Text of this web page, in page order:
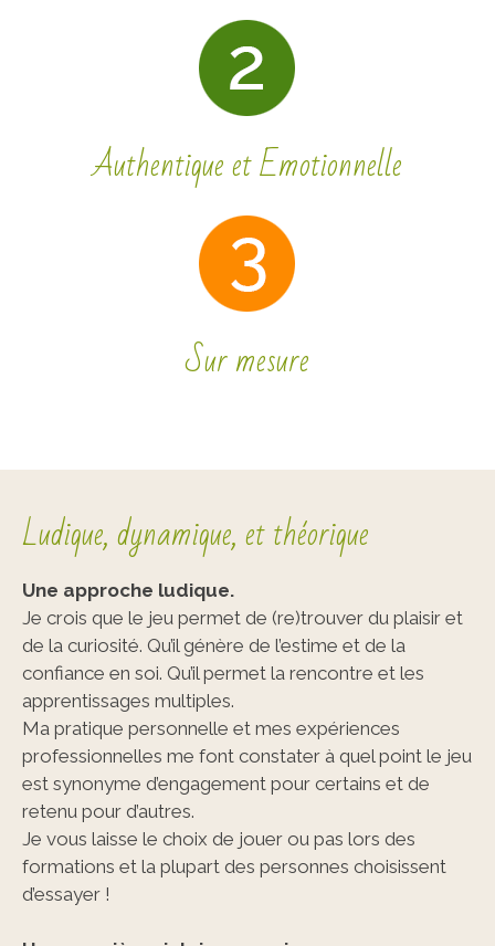
Authentique et Emotionnelle
Sur mesure
Ludique, dynamique, et théorique
Une approche ludique.
Je crois que le jeu permet de (re)trouver du plaisir et
de la curiosité. Qu’il génère de l’estime et de la
confiance en soi. Qu’il permet la rencontre et les
apprentissages multiples.
Ma pratique personnelle et mes expériences
professionnelles me font constater à quel point le jeu
est synonyme d’engagement pour certains et de
retenu pour d’autres.
Je vous laisse le choix de jouer ou pas lors des
formations et la plupart des personnes choisissent
d’essayer !